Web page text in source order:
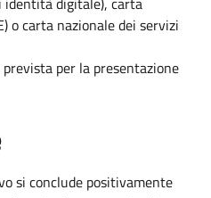
o carta nazionale dei servizi
per la presentazione
si conclude positivamente